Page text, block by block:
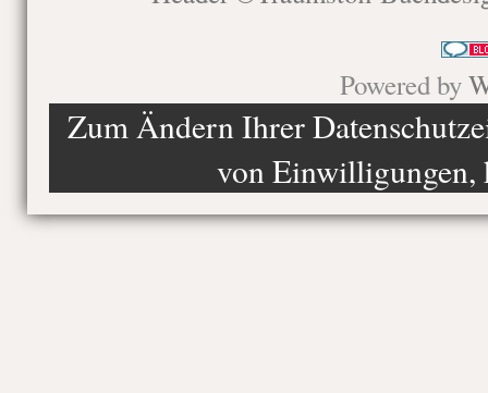
Powered by
Zum Ändern Ihrer
von